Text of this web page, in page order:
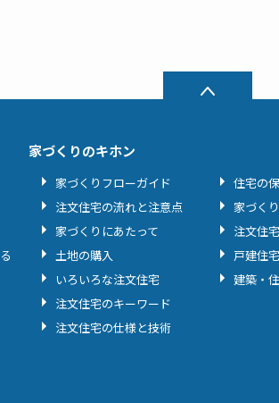
家づくりのキホン
家づくりフローガイド
注文住宅の流れと注意点
家づくりにあたって
土地の購入
いろいろな注文住宅
注文住宅のキーワード
注文住宅の仕様と技術
住宅の
家づく
注文住
戸建住
建築・